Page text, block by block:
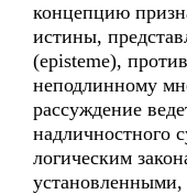
концепцию
истины,
(episteme),
неподлинному
рассуждение
надличностного
логическим